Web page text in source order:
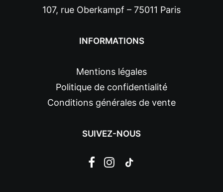
107, rue Oberkampf – 75011 Paris
INFORMATIONS
Mentions légales
Politique de confidentialité
Conditions générales de vente
SUIVEZ-NOUS